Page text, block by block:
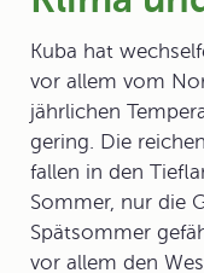
Kuba hat
vor allem vom
jährlichen
gering. Die
fallen in den
Sommer, nur die
Spätsommer
vor allem den